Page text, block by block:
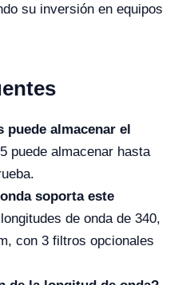
su inversión en equipos
puede almacenar el
puede almacenar hasta
soporta este
de onda de 340,
con 3 filtros opcionales